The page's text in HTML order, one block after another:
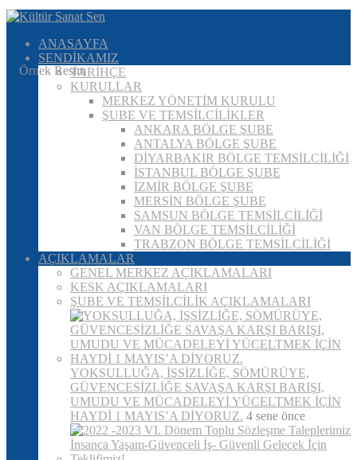
ANASAYFA
SENDİKAMIZ
TARİHÇE
KURULLAR
MERKEZ YÖNETİM KURULU
ŞUBE VE TEMSİLCİLİKLER
ANKARA BÖLGE ŞUBE
ANTALYA BÖLGE ŞUBE
DİYARBAKIR BÖLGE TEMSİLCİLİĞİ
İSTANBUL BÖLGE ŞUBE
İZMİR BÖLGE ŞUBE
MERSİN BÖLGE ŞUBE
SAMSUN BÖLGE TEMSİLCİLİĞİ
VAN BÖLGE TEMSİLCİLİĞİ
TRABZON BÖLGE TEMSİLCİLİĞİ
AÇIKLAMALAR
GENEL MERKEZ AÇIKLAMALARI
KESK AÇIKLAMALARI
ŞUBE VE TEMSİLCİLİK AÇIKLAMALARI
YOKSULLUĞA, İŞSİZLİĞE, SÖMÜRÜYE,
GÜVENCESİZLİĞE SAVAŞA KARŞI BARIŞI,
UMUDU VE MÜCADELEYİ YÜCELTMEK İÇİN
HAYDİ 1 MAYIS’A DİYORUZ. 4 sene önce